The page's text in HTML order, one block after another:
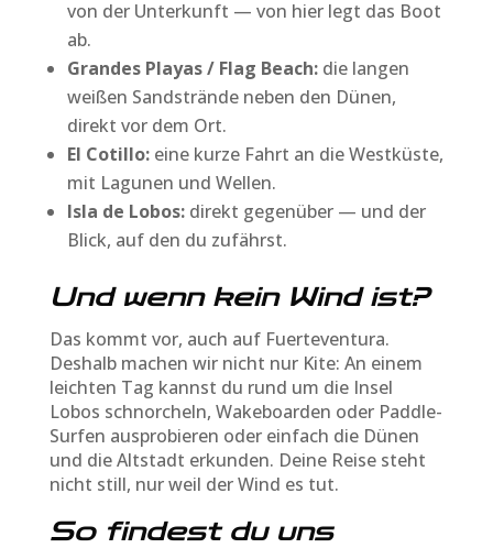
von der Unterkunft — von hier legt das Boot
ab.
Grandes Playas / Flag Beach: die langen
weißen Sandstrände neben den Dünen,
direkt vor dem Ort.
El Cotillo: eine kurze Fahrt an die Westküste,
mit Lagunen und Wellen.
Isla de Lobos: direkt gegenüber — und der
Blick, auf den du zufährst.
Und wenn kein Wind ist?
Das kommt vor, auch auf Fuerteventura.
Deshalb machen wir nicht nur Kite: An einem
leichten Tag kannst du rund um die Insel
Lobos schnorcheln, Wakeboarden oder Paddle-
Surfen ausprobieren oder einfach die Dünen
und die Altstadt erkunden. Deine Reise steht
nicht still, nur weil der Wind es tut.
So findest du uns